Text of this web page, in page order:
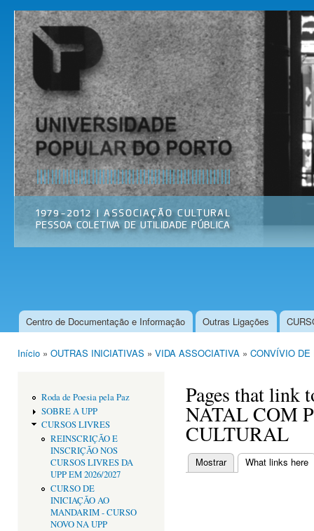
Universidade
Popular do
Porto
Associação
Cultural
Menu principal
Centro de Documentação e Informação Outras Ligações
Início » OUTRAS INICIATIVAS » VIDA ASSOCIATIVA » CONVÍVIO DE
Roda de Poesia pela Paz
SOBRE A UPP
CURSOS LIVRES
REINSCRIÇÃO E
INSCRIÇÃO NOS
CURSOS LIVRES DA
UPP EM 2026/2027
CURSO DE
INICIAÇÃO AO
MANDARIM - CURSO
NOVO NA UPP
Pages that link
NATAL COM
CULTURAL
Separadores
Mostrar What links here